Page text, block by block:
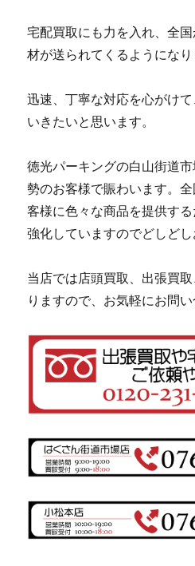
宅配買取にも力を入れ、全
材が送られてくるようになり
迅速、丁寧な対応を心がけ
いきたいと思います。
徳光パーキングの白山街道
勢のお客様で賑わいます。
客様に色々な商品を提供す
強化していますのでどしどし
当店では店頭買取、出張買
りますので、お気軽にお問